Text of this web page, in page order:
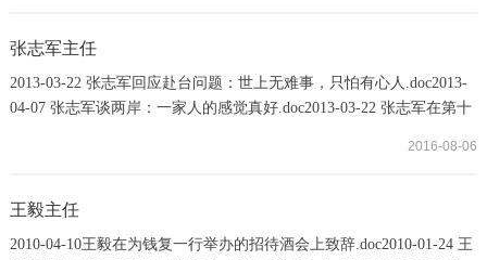
张志军主任
2013-03-22 张志军回应赴台问题：世上无难事，只怕有心人.doc2013-
04-07 张志军谈两岸：一家人的感觉真好.doc2013-03-22 张志军在第十
心.doc2013-06-16国台办宣布6项促进两岸交流合作的政策措
施.doc2013-07-04 张志军：两岸关系和平发展是一条...
2016-08-06
王毅主任
2010-04-10王毅在为钱复一行举办的招待酒会上致辞.doc2010-01-24 王